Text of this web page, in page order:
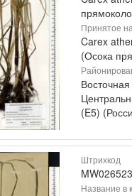
Принятое
Carex
(Осока
(E5)
Штрихкод
Название в